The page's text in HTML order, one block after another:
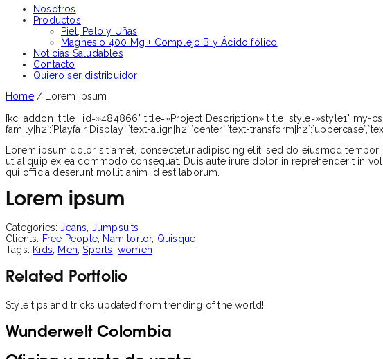
Nosotros
Productos
Piel, Pelo y Uñas
Magnesio 400 Mg + Complejo B y Ácido fólico
Noticias Saludables
Contacto
Quiero ser distribuidor
Home / Lorem ipsum
[kc_addon_title _id=»484866" title=»Project Description» title_style=»style1" my-
family|h2`:`Playfair Display`,`text-align|h2`:`center`,`text-
Lorem ipsum dolor sit amet, consectetur adipiscing elit, sed do eiusmod
ut aliquip ex ea commodo consequat. Duis aute irure dolor in reprehenderit in
qui officia deserunt mollit anim id est laborum.
Lorem ipsum
Categories:Jeans Jumpsuits
Clients: Free People Nam tortor, Quisque
Tags: Kids Men ,Sports ,women
Related Portfolio
Style tips and tricks updated from trending of the world!
Wunderwelt Colombia